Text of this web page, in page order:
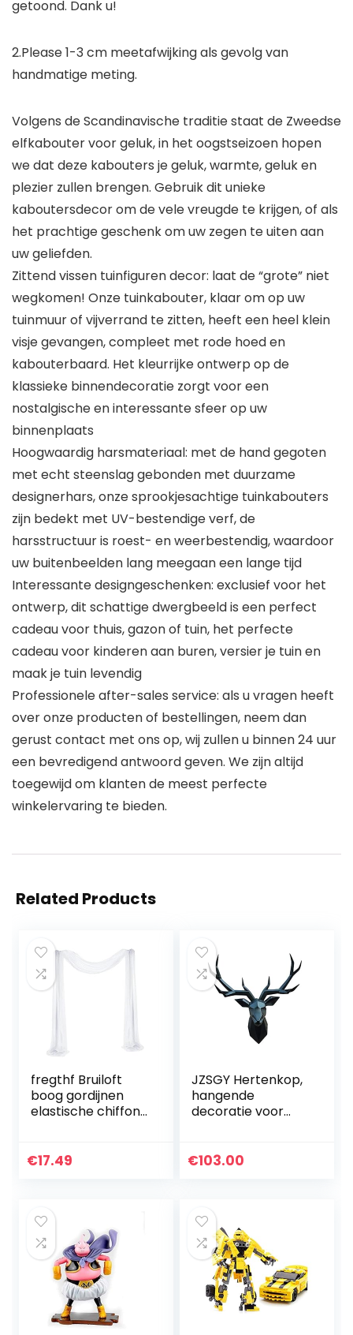
getoond. Dank u!
2.Please 1-3 cm meetafwijking als gevolg van
handmatige meting.
Volgens de Scandinavische traditie staat de Zweedse
elfkabouter voor geluk, in het oogstseizoen hopen
we dat deze kabouters je geluk, warmte, geluk en
plezier zullen brengen. Gebruik dit unieke
kaboutersdecor om de vele vreugde te krijgen, of als
het prachtige geschenk om uw zegen te uiten aan
uw geliefden.
Zittend vissen tuinfiguren decor: laat de “grote” niet
wegkomen! Onze tuinkabouter, klaar om op uw
tuinmuur of vijverrand te zitten, heeft een heel klein
visje gevangen, compleet met rode hoed en
kabouterbaard. Het kleurrijke ontwerp op de
klassieke binnendecoratie zorgt voor een
nostalgische en interessante sfeer op uw
binnenplaats
Hoogwaardig harsmateriaal: met de hand gegoten
met echt steenslag gebonden met duurzame
designerhars, onze sprookjesachtige tuinkabouters
zijn bedekt met UV-bestendige verf, de
harsstructuur is roest- en weerbestendig, waardoor
uw buitenbeelden lang meegaan een lange tijd
Interessante designgeschenken: exclusief voor het
ontwerp, dit schattige dwergbeeld is een perfect
cadeau voor thuis, gazon of tuin, het perfecte
cadeau voor kinderen aan buren, versier je tuin en
maak je tuin levendig
Professionele after-sales service: als u vragen heeft
over onze producten of bestellingen, neem dan
gerust contact met ons op, wij zullen u binnen 24 uur
een bevredigend antwoord geven. We zijn altijd
toegewijd om klanten de meest perfecte
winkelervaring te bieden.
Related Products
fregthf Bruiloft
boog gordijnen
elastische chiffon
bruiloft fase
€17.49
JZSGY Hertenkop,
hangende
decoratie voor
thuisdecoratie,
€103.00